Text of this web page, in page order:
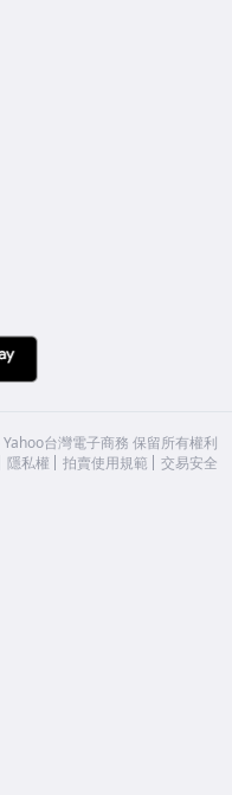
Yahoo台灣電子商務 保留所有權利
隱私權 拍賣使用規範 交易安全